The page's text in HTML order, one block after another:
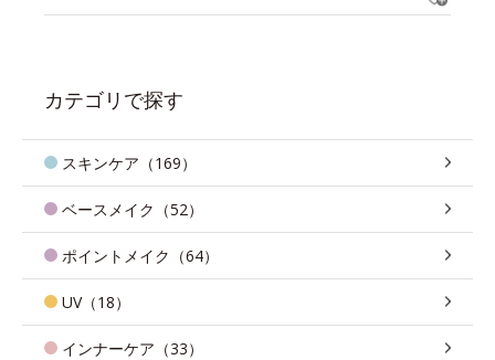
カテゴリで探す
スキンケア（169）
ベースメイク（52）
ポイントメイク（64）
UV（18）
インナーケア（33）